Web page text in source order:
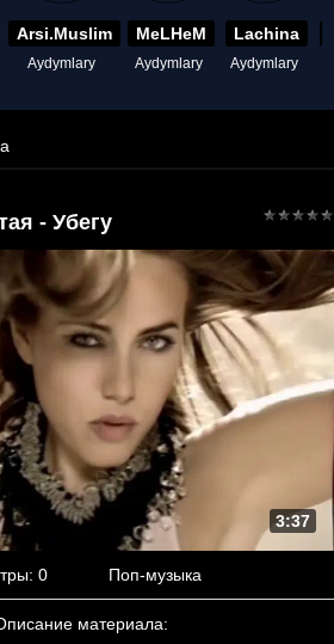
Arsi.Muslim
Aydymlary
MeLHeM
Aydymlary
Lachina
Aydymlary
- Убегу
3:37
: 0 Поп-музыка
материала: